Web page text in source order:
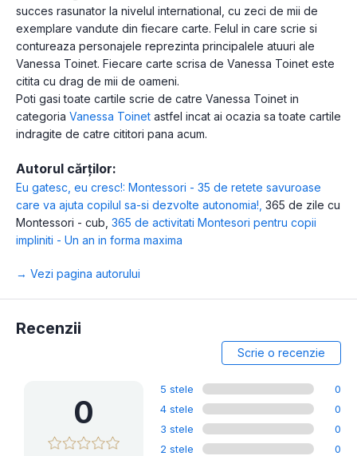
succes rasunator la nivelul international, cu zeci de mii de
exemplare vandute din fiecare carte. Felul in care scrie si
contureaza personajele reprezinta principalele atuuri ale
Vanessa Toinet. Fiecare carte scrisa de Vanessa Toinet este
citita cu drag de mii de oameni.
Poti gasi toate cartile scrie de catre Vanessa Toinet in
categoria Vanessa Toinet astfel incat ai ocazia sa toate cartile
indragite de catre cititori pana acum.
Autorul cărților:
Eu gatesc, eu cresc!: Montessori - 35 de retete savuroase
care va ajuta copilul sa-si dezvolte autonomia! 365 de zile cu
Montessori - cub 365 de activitati Montesori pentru copii
impliniti - Un an in forma maxima
→ Vezi pagina autorului
Recenzii
Scrie o recenzie
0
5 stele
0
4 stele
0
3 stele
0
2 stele
0